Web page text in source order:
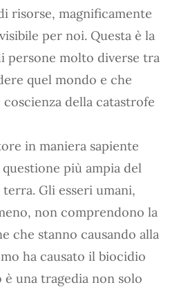
risorse, magnificamente
per noi. Questa è la
persone molto diverse tra
quel mondo e che
della catastrofe
in maniera sapiente
più ampia del
Gli esseri umani,
non comprendono la
che stanno causando alla
ha causato il biocidio
una tragedia non solo